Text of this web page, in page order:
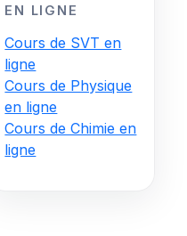
EN LIGNE
Cours de SVT en
ligne
Cours de Physique
en ligne
Cours de Chimie en
ligne